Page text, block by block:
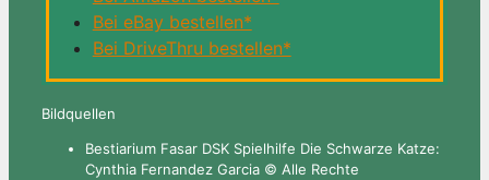
Bei eBay bestellen*
Bei DriveThru bestellen*
Bildquellen
Bestiarium Fasar DSK Spielhilfe Die Schwarze Katze:
Cynthia Fernandez Garcia © Alle Rechte